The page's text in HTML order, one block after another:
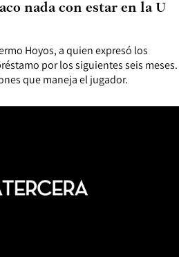
Hoyos, a quien expresó los
por los siguientes seis meses.
que maneja el jugador.
nada con estar en la U